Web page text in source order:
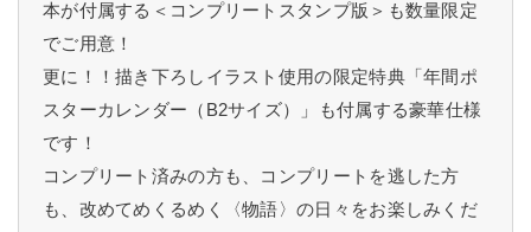
本が付属する＜コンプリートスタンプ版＞も数量限定
でご用意！
更に！！描き下ろしイラスト使用の限定特典「年間ポ
スターカレンダー（B2サイズ）」も付属する豪華仕様
です！
コンプリート済みの方も、コンプリートを逃した方
も、改めてめくるめく〈物語〉の日々をお楽しみくだ